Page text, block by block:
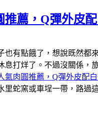
薦，Q彈外皮
有點餓了，想說既然
打烊了。不過沒關係
氣肉圓推薦，Q彈外皮配
里蛇窯或車埕一帶，路過